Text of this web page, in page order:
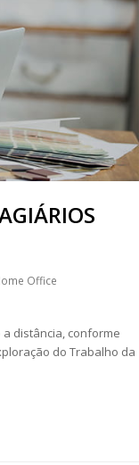
Office
distância, conforme
do Trabalho da